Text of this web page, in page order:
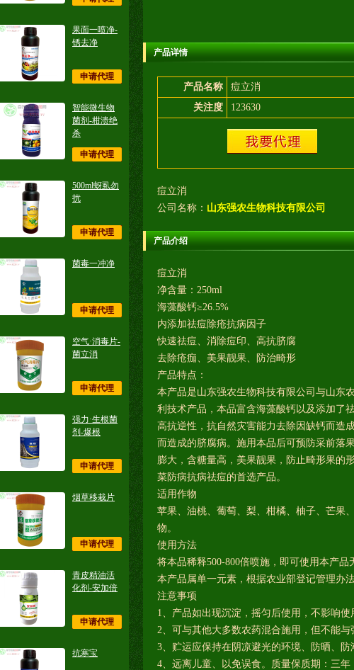
果面一喷净-
锈去净
申请代理
智能微生物
菌剂-柑溃绝
杀
申请代理
500ml蚜虱勿
扰
申请代理
菌毒一冲净
申请代理
空气·消毒片-
菌立消
申请代理
强力·生根菌
剂-爆根
申请代理
烟草移栽片
申请代理
青皮精油活
化剂-安加倍
申请代理
抗寒宝
产品详情
产品名称 痘立消
关注度
123630
痘立消
公司名称： 山东强农生物科技有限公司
产品介绍
痘立消
净含量：250ml
海藻酸钙≥26.5%
内添加祛痘除疮抗病因子
快速祛痘、消除痘印、高抗脐腐
去除疮痂、美果靓果、防治畸形
产品特点：
本产品是山东强农生物科技有限公司与山东
利技术产品，本品富含海藻酸钙以及添加了
高抗逆性，抗自然灾害能力去除因缺钙而造
而造成的脐腐病。施用本品后可预防采前落
膨大，含糖量高，美果靓果，防止畸形果的
菜防病抗病祛痘的首选产品。
适用作物
苹果、油桃、葡萄、梨、柑橘、柚子、芒果
物。
使用方法
将本品稀释500-800倍喷施，即可使用本产品
本产品属单一元素，根据农业部登记管理办
注意事项
1、产品如出现沉淀，摇匀后使用，不影响使
2、可与其他大多数农药混合施用，但不能与
3、贮运应保持在阴凉避光的环境、防晒、防
4、远离儿童、以免误食。质量保质期：三年